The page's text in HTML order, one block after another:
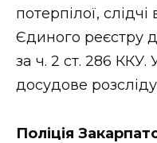
потерпілої,
Єдиного реєстру
за ч. 2 ст. 286 ККУ.
досудове
Поліція